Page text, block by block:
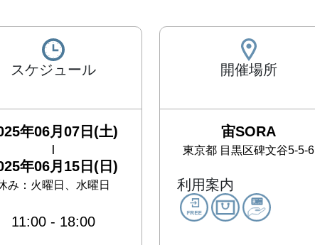
スケジュール
年06月07日(土)
年06月15日(日)
み： 火曜日、水曜日
11:00- 18:00
開催場所
宙SORA
東京都 目黒区碑文谷5-5-6
利用案内